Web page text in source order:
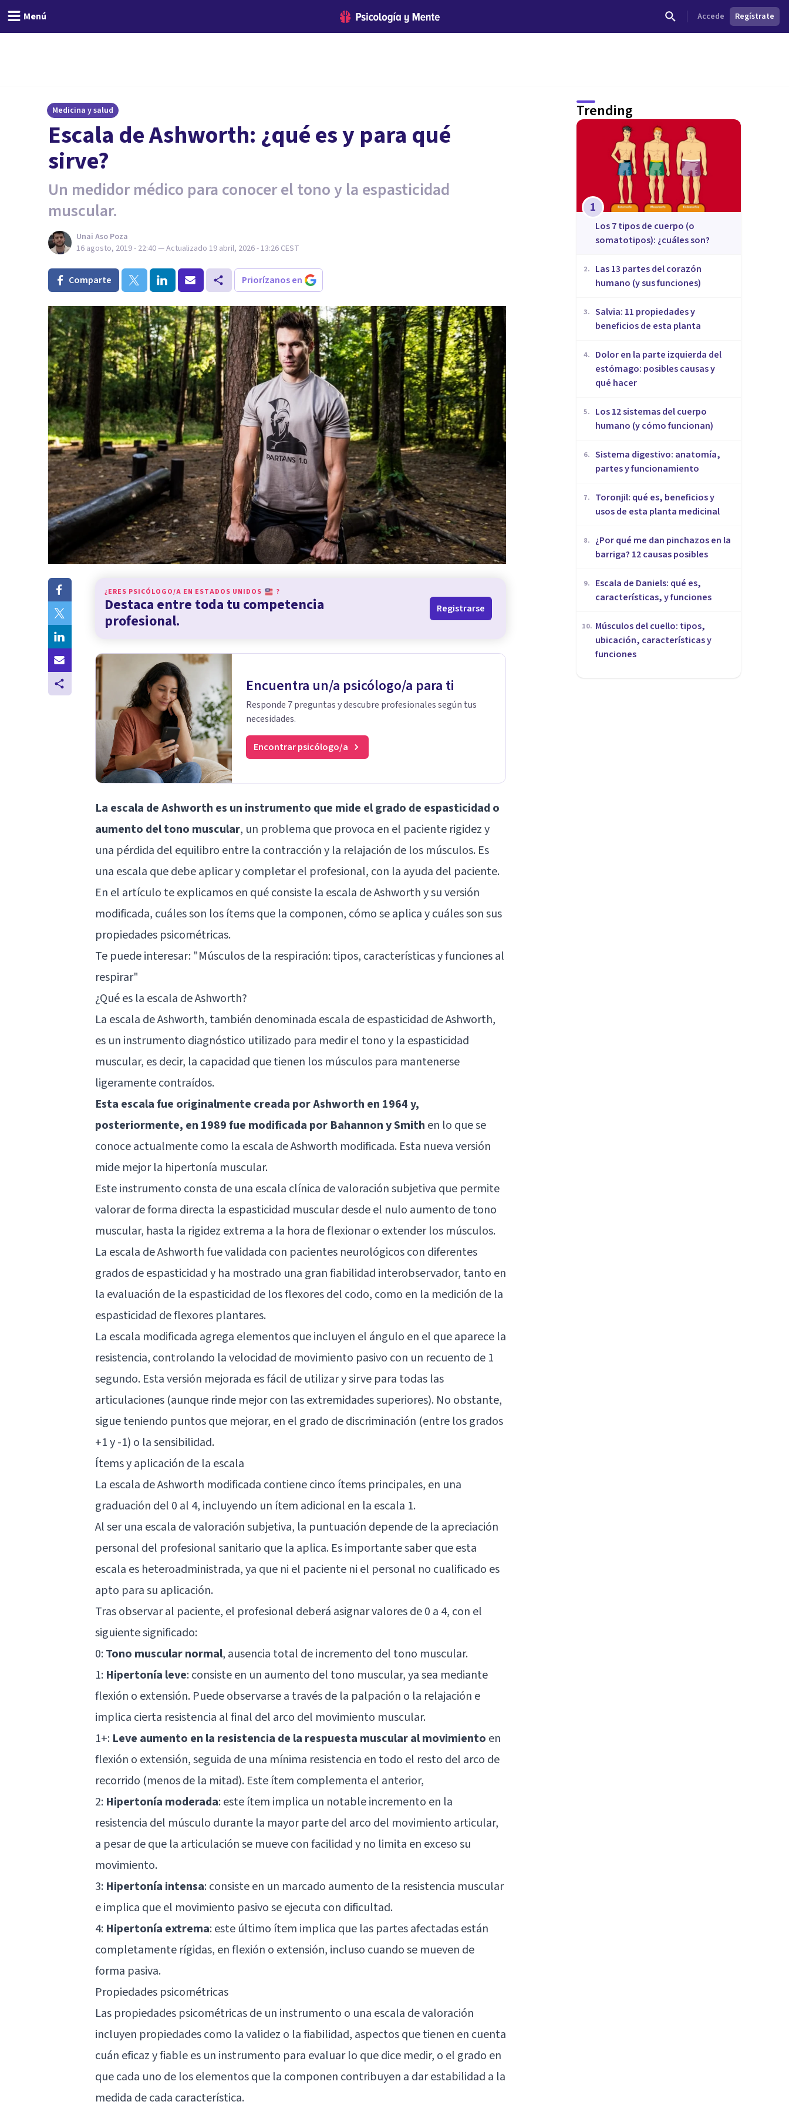
Menú Accede Regístrate
Medicina y salud
Escala de Ashworth: ¿qué es y para qué
sirve?
Un medidor médico para conocer el tono y la espasticidad
muscular.
Unai Aso Poza
16 agosto, 2019 - 22:40— Actualizado 19 abril, 2026 - 13:26 CEST
Comparte Priorízanos en
¿ERES PSICÓLOGO/A EN ESTADOS UNIDOS ?
Destaca entre toda tu competencia
profesional.
Registrarse
Encuentra un/a psicólogo/a para ti
Responde 7 preguntas y descubre profesionales según tus
necesidades.
Encontrar psicólogo/a
La escala de Ashworth es un instrumento que mide el grado de espasticidad o
aumento del tono muscular, un problema que provoca en el paciente rigidez y
una pérdida del equilibro entre la contracción y la relajación de los músculos. Es
una escala que debe aplicar y completar el profesional, con la ayuda del paciente.
En el artículo te explicamos en qué consiste la escala de Ashworth y su versión
modificada, cuáles son los ítems que la componen, cómo se aplica y cuáles son sus
propiedades psicométricas.
Te puede interesar: "Músculos de la respiración: tipos, características y funciones al
respirar"
¿Qué es la escala de Ashworth?
La escala de Ashworth, también denominada escala de espasticidad de Ashworth,
es un instrumento diagnóstico utilizado para medir el tono y la espasticidad
muscular, es decir, la capacidad que tienen los músculos para mantenerse
ligeramente contraídos.
Esta escala fue originalmente creada por Ashworth en 1964 y,
posteriormente, en 1989 fue modificada por Bahannon y Smith en lo que se
conoce actualmente como la escala de Ashworth modificada. Esta nueva versión
mide mejor la hipertonía muscular.
Este instrumento consta de una escala clínica de valoración subjetiva que permite
valorar de forma directa la espasticidad muscular desde el nulo aumento de tono
muscular, hasta la rigidez extrema a la hora de flexionar o extender los músculos.
La escala de Ashworth fue validada con pacientes neurológicos con diferentes
grados de espasticidad y ha mostrado una gran fiabilidad interobservador, tanto en
la evaluación de la espasticidad de los flexores del codo, como en la medición de la
espasticidad de flexores plantares.
La escala modificada agrega elementos que incluyen el ángulo en el que aparece la
resistencia, controlando la velocidad de movimiento pasivo con un recuento de 1
segundo. Esta versión mejorada es fácil de utilizar y sirve para todas las
articulaciones (aunque rinde mejor con las extremidades superiores). No obstante,
sigue teniendo puntos que mejorar, en el grado de discriminación (entre los grados
+1 y -1) o la sensibilidad.
Ítems y aplicación de la escala
La escala de Ashworth modificada contiene cinco ítems principales, en una
graduación del 0 al 4, incluyendo un ítem adicional en la escala 1.
Al ser una escala de valoración subjetiva, la puntuación depende de la apreciación
personal del profesional sanitario que la aplica. Es importante saber que esta
escala es heteroadministrada, ya que ni el paciente ni el personal no cualificado es
apto para su aplicación.
Tras observar al paciente, el profesional deberá asignar valores de 0 a 4, con el
siguiente significado:
0:Tono muscular normal, ausencia total de incremento del tono muscular.
1: Hipertonía leve: consiste en un aumento del tono muscular, ya sea mediante
flexión o extensión. Puede observarse a través de la palpación o la relajación e
implica cierta resistencia al final del arco del movimiento muscular.
1+: Leve aumento en la resistencia de la respuesta muscular al movimiento en
flexión o extensión, seguida de una mínima resistencia en todo el resto del arco de
recorrido (menos de la mitad). Este ítem complementa el anterior,
2: Hipertonía moderada: este ítem implica un notable incremento en la
resistencia del músculo durante la mayor parte del arco del movimiento articular,
a pesar de que la articulación se mueve con facilidad y no limita en exceso su
movimiento.
3: Hipertonía intensa: consiste en un marcado aumento de la resistencia muscular
e implica que el movimiento pasivo se ejecuta con dificultad.
4: Hipertonía extrema: este último ítem implica que las partes afectadas están
completamente rígidas, en flexión o extensión, incluso cuando se mueven de
forma pasiva.
Propiedades psicométricas
Las propiedades psicométricas de un instrumento o una escala de valoración
incluyen propiedades como la validez o la fiabilidad, aspectos que tienen en cuenta
cuán eficaz y fiable es un instrumento para evaluar lo que dice medir, o el grado en
que cada uno de los elementos que la componen contribuyen a dar estabilidad a la
medida de cada característica.
Trending
1
​Los 7 tipos de cuerpo (o
somatotipos): ¿cuáles son?
2.
Las 13 partes del corazón
humano (y sus funciones)
3. Salvia: 11 propiedades y
beneficios de esta planta
4.
Dolor en la parte izquierda del
estómago: posibles causas y
qué hacer
5.
Los 12 sistemas del cuerpo
humano (y cómo funcionan)
6. Sistema digestivo: anatomía,
partes y funcionamiento
7.
Toronjil: qué es, beneficios y
usos de esta planta medicinal
8.
¿Por qué me dan pinchazos en la
barriga? 12 causas posibles
9.
Escala de Daniels: qué es,
características, y funciones
10. Músculos del cuello: tipos,
ubicación, características y
funciones